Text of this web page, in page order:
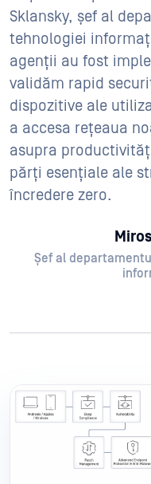
Sklansky, șef al
tehnologiei
agenții au fost
validăm rapid
dispozitive ale
a accesa rețeaua
asupra
părți esențiale ale
încredere zero.
Șef al